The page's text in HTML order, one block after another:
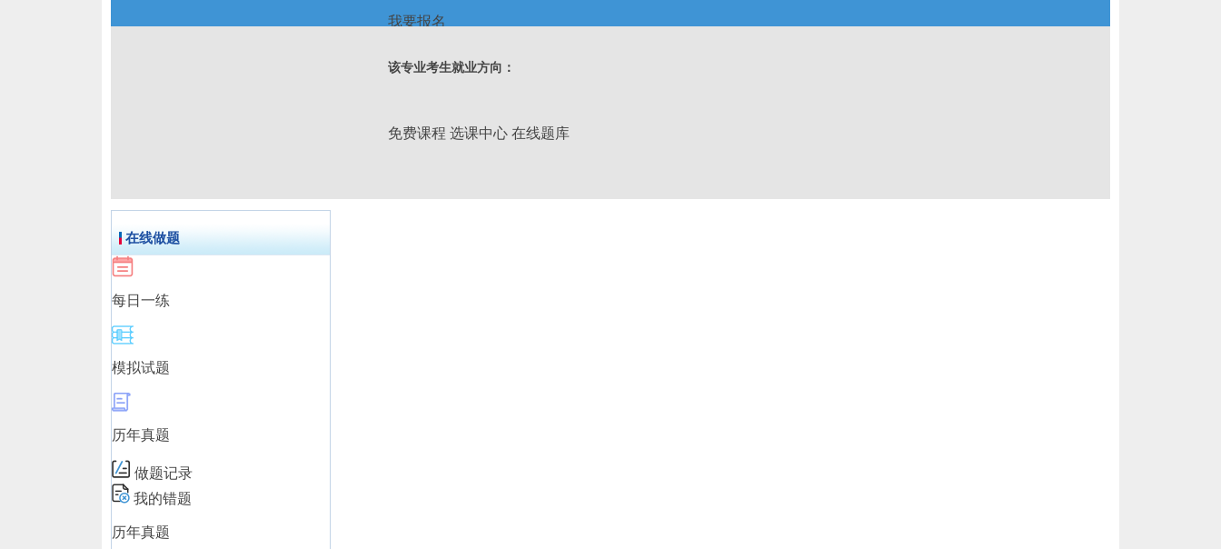
我要报名
该专业考生就业方向：
免费课程 选课中心 在线题库
在线做题
每日一练
模拟试题
历年真题
做题记录
我的错题
历年真题